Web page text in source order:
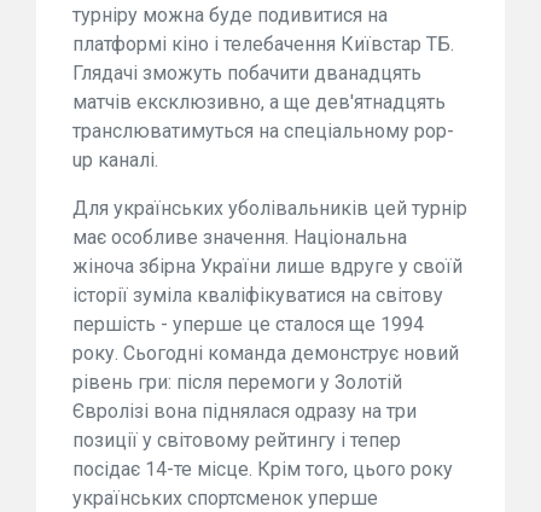
турніру можна буде подивитися на
платформі кіно і телебачення Київстар ТБ.
Глядачі зможуть побачити дванадцять
матчів ексклюзивно, а ще дев'ятнадцять
транслюватимуться на спеціальному pop-
up каналі.
Для українських уболівальників цей турнір
має особливе значення. Національна
жіноча збірна України лише вдруге у своїй
історії зуміла кваліфікуватися на світову
першість - уперше це сталося ще 1994
року. Сьогодні команда демонструє новий
рівень гри: після перемоги у Золотій
Євролізі вона піднялася одразу на три
позиції у світовому рейтингу і тепер
посідає 14-те місце. Крім того, цього року
українських спортсменок уперше